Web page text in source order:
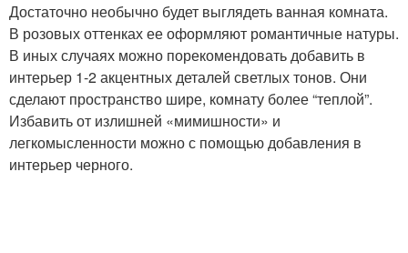
Достаточно необычно будет выглядеть ванная комната.
В розовых оттенках ее оформляют романтичные натуры.
В иных случаях можно порекомендовать добавить в
интерьер 1-2 акцентных деталей светлых тонов. Они
сделают пространство шире, комнату более “теплой”.
Избавить от излишней «мимишности» и
легкомысленности можно с помощью добавления в
интерьер черного.